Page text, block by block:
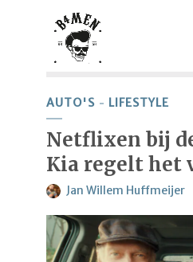
AUTO'S LIFESTYLE
Netflixen bij
Kia regelt het
Jan Willem Huffmeijer